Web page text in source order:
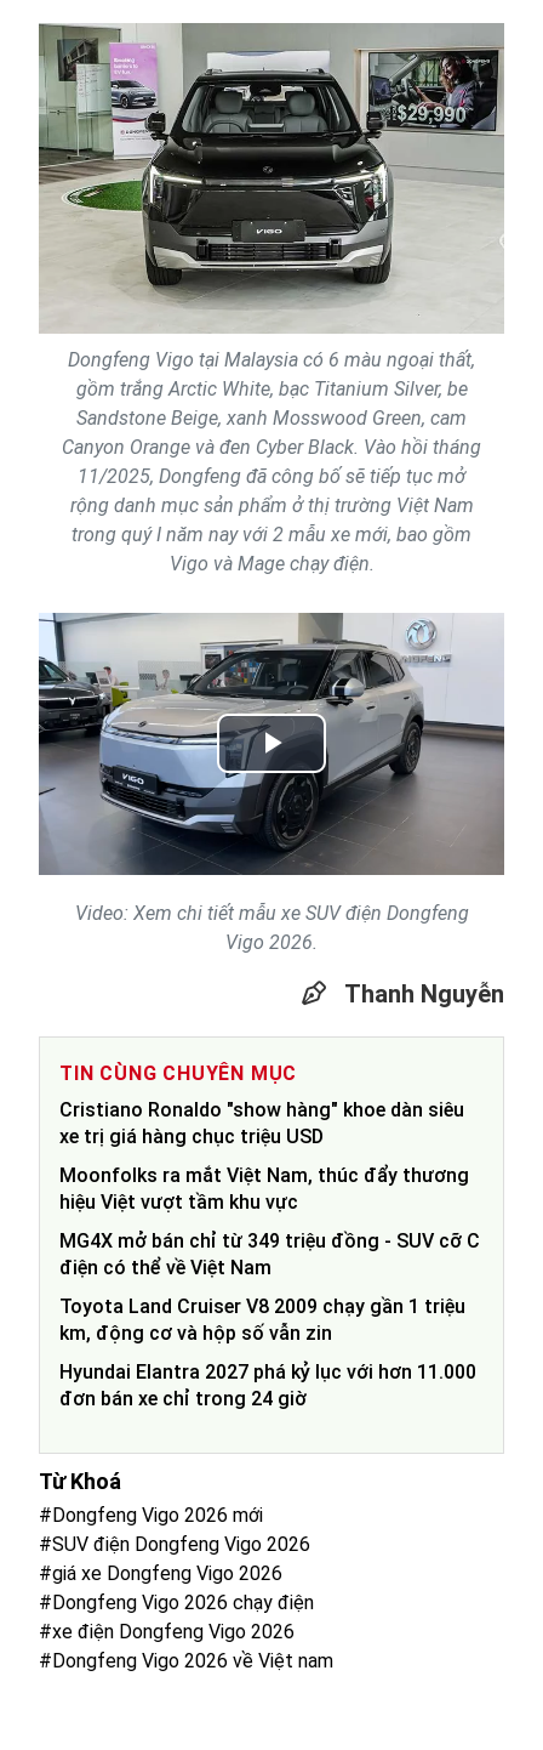
Dongfeng Vigo tại Malaysia có 6 màu ngoại thất,
gồm trắng Arctic White, bạc Titanium Silver, be
Sandstone Beige, xanh Mosswood Green, cam
Canyon Orange và đen Cyber Black. Vào hồi tháng
11/2025, Dongfeng đã công bố sẽ tiếp tục mở
rộng danh mục sản phẩm ở thị trường Việt Nam
trong quý I năm nay với 2 mẫu xe mới, bao gồm
Vigo và Mage chạy điện.
Play
Video
Video: Xem chi tiết mẫu xe SUV điện Dongfeng
Vigo 2026.
Thanh Nguyễn
TIN CÙNG CHUYÊN MỤC
Cristiano Ronaldo "show hàng" khoe dàn siêu
xe trị giá hàng chục triệu USD
Moonfolks ra mắt Việt Nam, thúc đẩy thương
hiệu Việt vượt tầm khu vực
MG4X mở bán chỉ từ 349 triệu đồng - SUV cỡ C
điện có thể về Việt Nam
Toyota Land Cruiser V8 2009 chạy gần 1 triệu
km, động cơ và hộp số vẫn zin
Hyundai Elantra 2027 phá kỷ lục với hơn 11.000
đơn bán xe chỉ trong 24 giờ
Từ Khoá
#Dongfeng Vigo 2026 mới
#SUV điện Dongfeng Vigo 2026
#giá xe Dongfeng Vigo 2026
#Dongfeng Vigo 2026 chạy điện
#xe điện Dongfeng Vigo 2026
#Dongfeng Vigo 2026 về Việt nam